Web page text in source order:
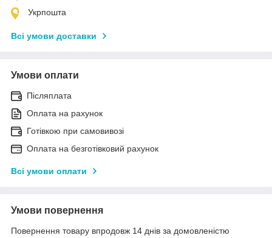
Укрпошта
Всі умови доставки
Умови оплати
Післяплата
Оплата на рахунок
Готівкою при самовивозі
Оплата на безготівковий рахунок
Всі умови оплати
Умови повернення
Повернення товару впродовж 14 днів за домовленістю